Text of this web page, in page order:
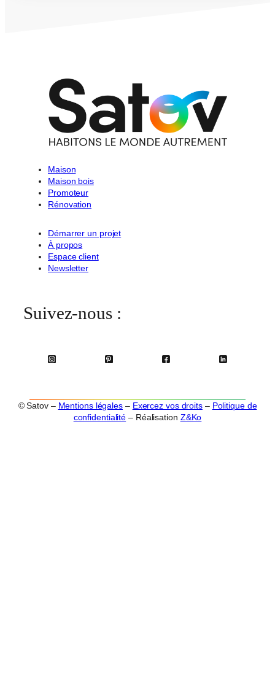
Maison
Maison bois
Promoteur
Rénovation
Démarrer un projet
À propos
Espace client
Newsletter
Suivez-nous :
© Satov – Mentions légales – Exercez vos droits– Politique de
confidentialité – Réalisation Z&Ko